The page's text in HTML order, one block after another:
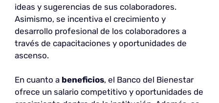
ideas y sugerencias de sus colaboradores.
Asimismo, se incentiva el crecimiento y
desarrollo profesional de los colaboradores a
través de capacitaciones y oportunidades de
ascenso.
En cuanto a beneficios, el Banco del Bienestar
ofrece un salario competitivo y oportunidades de